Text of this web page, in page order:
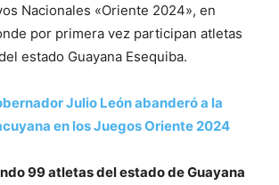
Nacionales «Oriente 2024», en
por primera vez participan atletas
estado Guayana Esequiba.
Julio León abanderó a la
en los Juegos Oriente 2024
99 atletas del estado de Guayana